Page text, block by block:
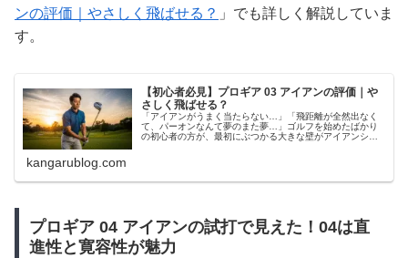
ンの評価｜やさしく飛ばせる？ 」でも詳しく解説していま
す。
【初心者必見】プロギア 03 アイアンの評価｜や
さしく飛ばせる？
「アイアンがうまく当たらない…」「飛距離が全然出なく
て、パーオンなんて夢のまた夢…」ゴルフを始めたばかり
の初心者の方が、最初にぶつかる大きな壁がアイアンショ
kangarublog.com
プロギア 04 アイアンの試打で見えた！04は直
進性と寛容性が魅力